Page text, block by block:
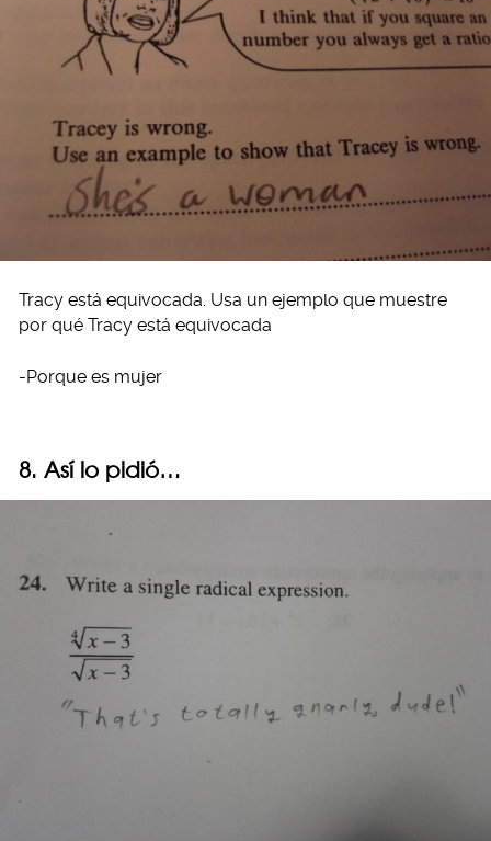
Tracy está equivocada. Usa un ejemplo que muestre
por qué Tracy está equivocada
-Porque es mujer
8. Así lo pidió…